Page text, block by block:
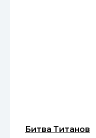
Битва Титанов